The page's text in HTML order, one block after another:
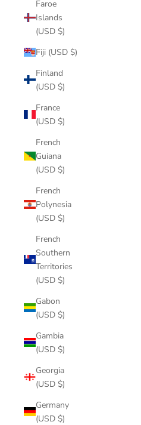
Faroe
Islands
(USD $)
Fiji (USD $)
Finland
(USD $)
France
(USD $)
French
Guiana
(USD $)
French
Polynesia
(USD $)
French
Southern
Territories
(USD $)
Gabon
(USD $)
Gambia
(USD $)
Georgia
(USD $)
Germany
(USD $)